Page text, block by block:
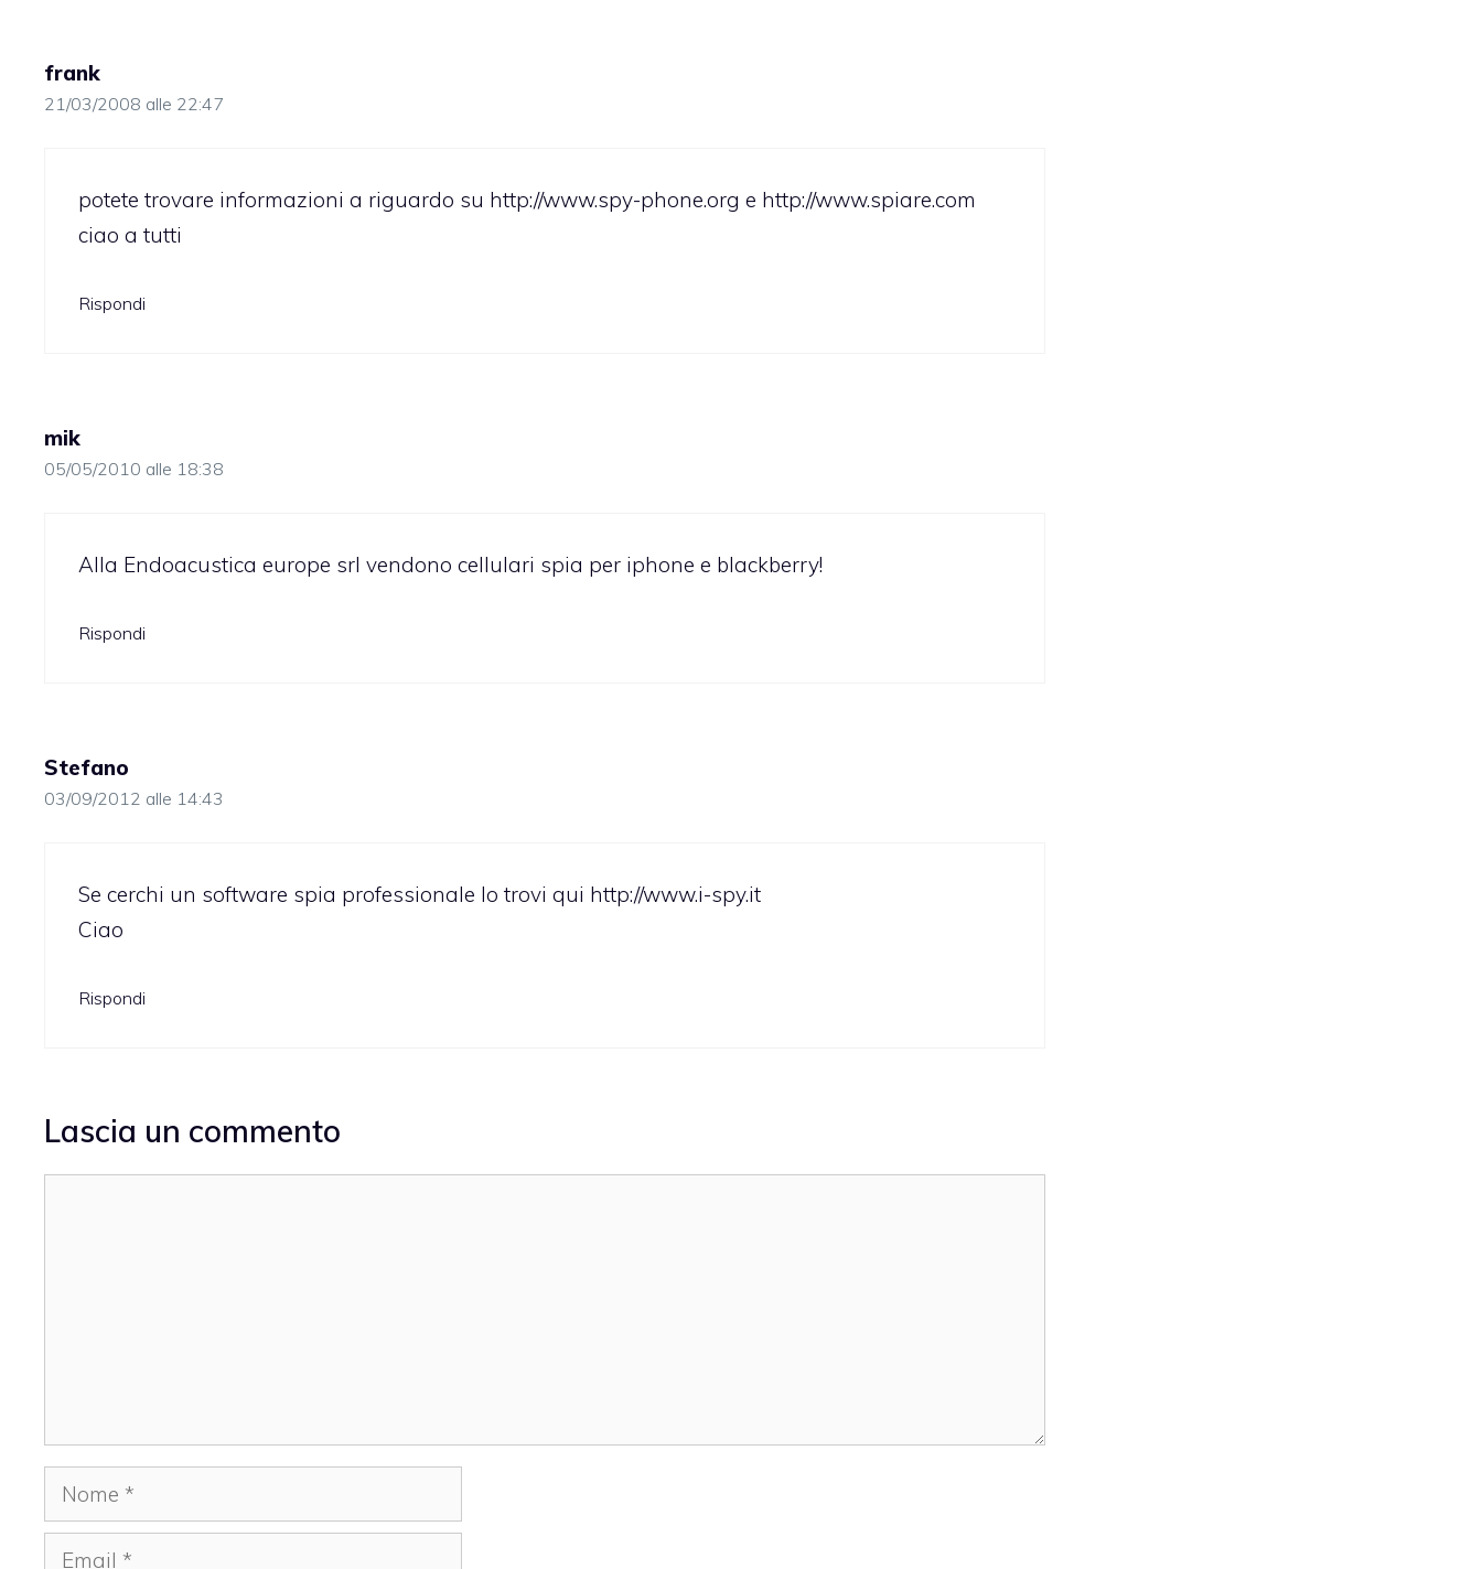
frank
21/03/2008 alle 22:47
potete trovare informazioni a riguardo su http://www.spy-phone.org e http://www.spiare.com
ciao a tutti
Rispondi
mik
05/05/2010 alle 18:38
Alla Endoacustica europe srl vendono cellulari spia per iphone e blackberry!
Rispondi
Stefano
03/09/2012 alle 14:43
Se cerchi un software spia professionale lo trovi qui http://www.i-spy.it
Ciao
Rispondi
Lascia un commento
Nome
Email